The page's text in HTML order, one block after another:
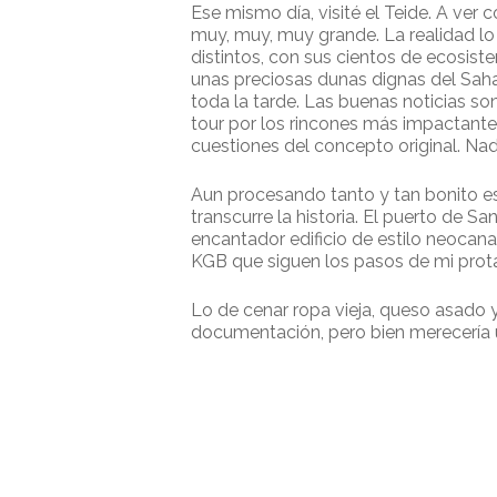
Ese mismo día, visité el Teide. A ver
muy, muy, muy grande. La realidad
distintos, con sus cientos de
unas preciosas dunas dignas del
toda la tarde. Las buenas noticias
tour por los rincones más
cuestiones del concepto original.
Aun procesando tanto y tan bonito
transcurre la historia. El puerto de
encantador edificio de estilo
KGB que siguen los pasos de mi
Lo de cenar ropa vieja, queso
documentación, pero bien merecería